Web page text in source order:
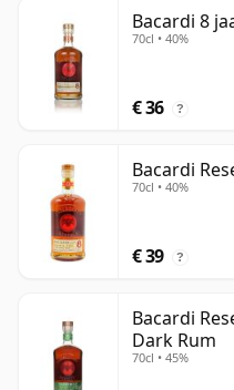
Bacardi 8
70cl • 40%
€ 36 ?
Bacardi
70cl • 40%
€ 39 ?
Bacardi
Dark Rum
70cl • 45%